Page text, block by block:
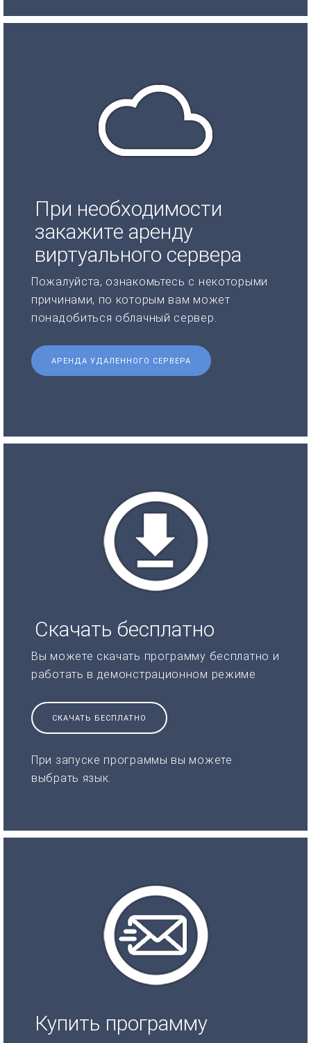
При необходимости
закажите аренду
виртуального сервера
Пожалуйста, ознакомьтесь с некоторыми
причинами, по которым вам может
понадобиться облачный сервер.
АРЕНДА УДАЛЕННОГО СЕРВЕРА
Скачать бесплатно
Вы можете скачать программу бесплатно и
работать в демонстрационном режиме
СКАЧАТЬ БЕСПЛАТНО
При запуске программы вы можете
выбрать язык.
Купить программу